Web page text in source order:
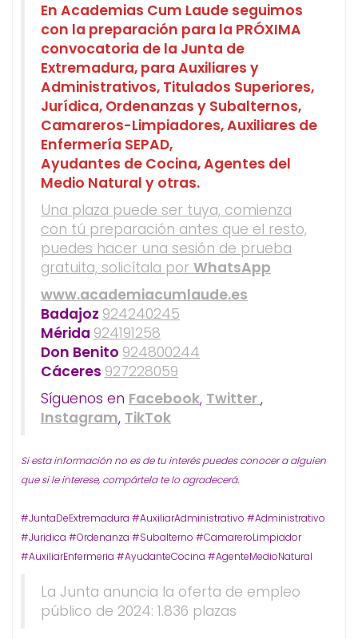
En Academias Cum Laude seguimos
con la preparación para la PRÓXIMA
convocatoria de la Junta de
Extremadura, para Auxiliares y
Administrativos, Titulados Superiores,
Jurídica, Ordenanzas y Subalternos,
Camareros-Limpiadores, Auxiliares de
Enfermería SEPAD,
Ayudantes de Cocina, Agentes del
Medio Natural y otras.
Una plaza puede ser tuya, comienza
con tú preparación antes que el resto,
puedes hacer una sesión de prueba
gratuita, solicítala por WhatsApp
www.academiacumlaude.es
Badajoz 924240245
Mérida 924191258
Don Benito 924800244
Cáceres 927228059
Síguenos en Facebook, Twitter,
Instagram, TikTok
Si esta información no es de tu interés puedes conocer a alguien
que si le interese, compártela te lo agradecerá.
#JuntaDeExtremadura #AuxiliarAdministrativo #Administrativo
#Juridica #Ordenanza #Subalterno #CamareroLimpiador
#AuxiliarEnfermeria #AyudanteCocina #AgenteMedioNatural
La Junta anuncia la oferta de empleo
público de 2024: 1.836 plazas